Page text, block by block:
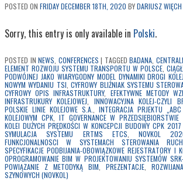
POSTED ON FRIDAY DECEMBER 18TH, 2020 BYDARIUSZ WIĘCH
Sorry, this entry is only available in Polski.
POSTED IN NEWS, CONFERENCES | TAGGED BADANA,
ELEMENT ROZWOJU SYSTEMU TRANSPORTU W POLSCE,
PODWÓJNEJ JAKO WIARYGODNY MODEL DYNAMIKI DROGI
NOWYM WYDANIU TSI,CYFROWY BLIŹNIAK SYSTEMU
CYFROWY OPIS INFRASTRUKTURY, EFEKTYWNE METODY
INFRASTRUKURY KOLEJOWEJ, INNOWACYJNA KOLEJ-CZYLI
POLSKIE LINIE KOLEJOWE S.A., INTEGRACJA PRJEKTU
KOLEJOWYM CPK, IT GOVERNANCE W PRZEDSIĘBIORSTWIE
KOLEI DUŻYCH PRĘDKOŚCI W KONCEPCJI BUDOWY CPK
SYMULACJA SYSTEMU ERTMS ETCS,NOVKOL
FUNKCJONALNOSCI W SYSTEMACH STEROWANIA
SPECYFIKACJE PODBIJANIA-OBOWIĄZKOWE REJESTRATORY I
OPROGRAMOWANIE BIM W PROJEKTOWANIU SYSTEMÓW
POWIĄZANIE Z METODYKĄ BIM, PREZENTACJE, ROZWIJANA
SZYNOWYCH (NOVKOL)